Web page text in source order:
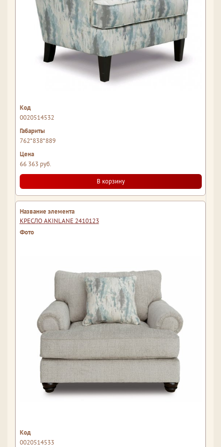
0020514532
762*838*889
66 363 руб.
В корзину
КРЕСЛО AKINLANE 2410123
0020514533